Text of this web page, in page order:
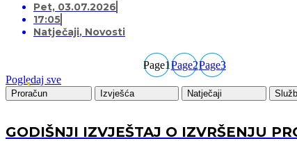
Pet, 03.07.2026
17:05
Natječaji, Novosti
Page1Page2Page3
Pogledaj sve
Proračun Izvješća Natječaji
GODIŠNJI IZVJEŠTAJ O IZVRŠENJU